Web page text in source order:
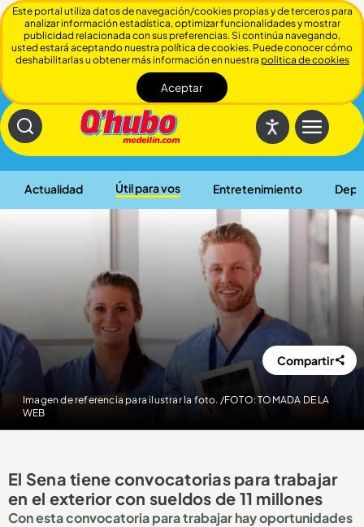
Actualidad Útil para vos Entretenimiento
Cerrar
Imagen de referencia para ilustrar la foto. /FOTO: TOMADA DE LA
WEB
Compartir
El Sena tiene convocatorias para trabajar
en el exterior con sueldos de 11 millones
Con esta convocatoria para trabajar hay oportunidades
Este portal utiliza datos de navegación/cookies propias y de terceros para
analizar información estadística, optimizar funcionalidades y mostrar
publicidad relacionada con sus preferencias. Si continúa navegando,
usted estará aceptando nuestra política de cookies. Puede conocer cómo
deshabilitarlas u obtener más información en nuestra politica de cookies
Aceptar